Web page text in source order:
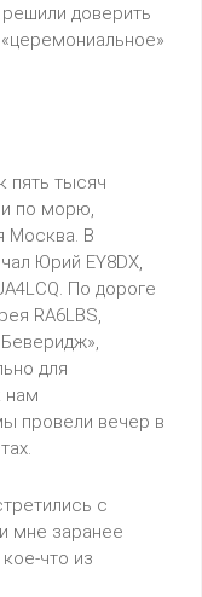
доверить
пять тысяч
по морю,
Москва. В
Юрий EY8DX,
По дороге
RA6LBS,
для
нам
провели вечер в
с
мне заранее
что из